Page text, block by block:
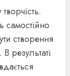
самостійно
створення
результаті